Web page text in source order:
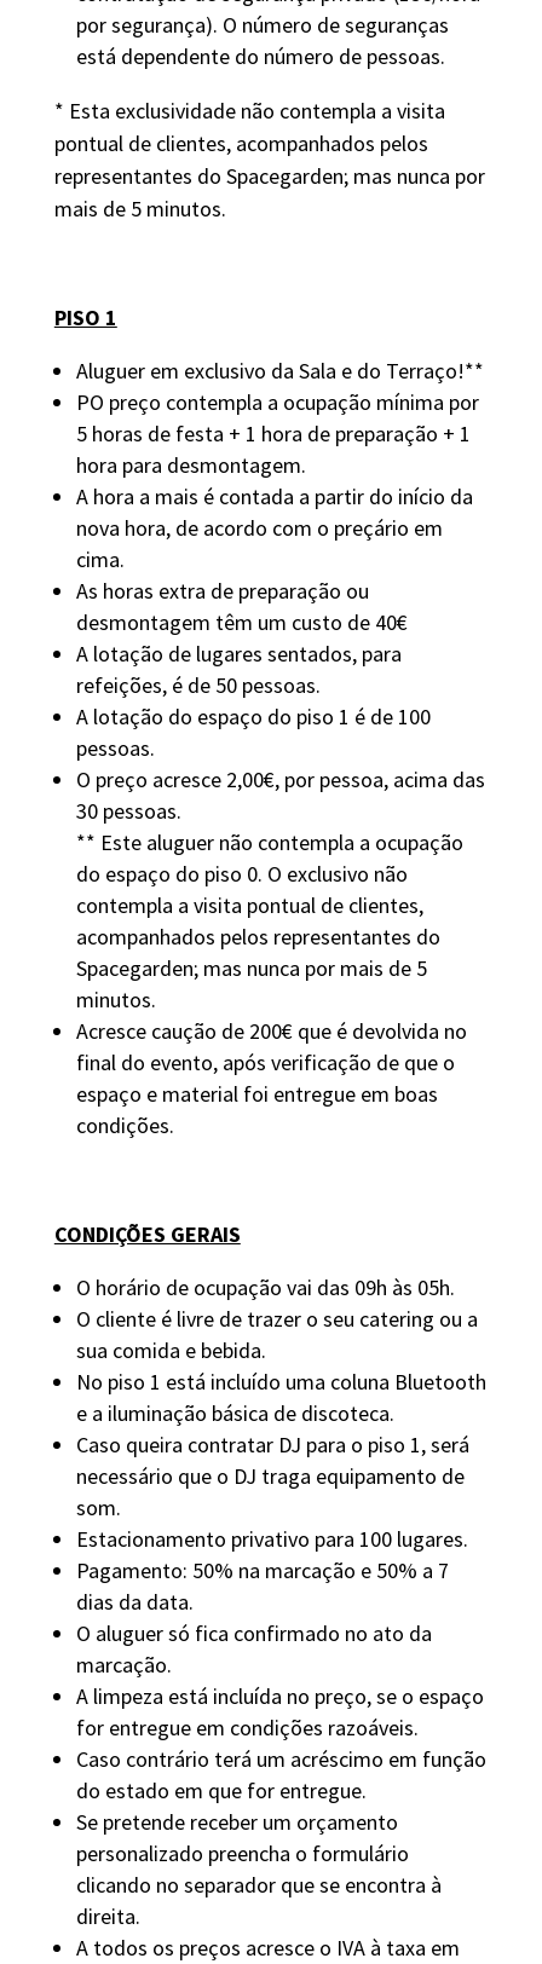
por segurança). O número de seguranças
está dependente do número de pessoas.
* Esta exclusividade não contempla a visita
pontual de clientes, acompanhados pelos
representantes do Spacegarden; mas nunca por
mais de 5 minutos.
PISO 1
Aluguer em exclusivo da Sala e do Terraço!**
PO preço contempla a ocupação mínima por
5 horas de festa + 1 hora de preparação + 1
hora para desmontagem.
A hora a mais é contada a partir do início da
nova hora, de acordo com o preçário em
cima.
As horas extra de preparação ou
desmontagem têm um custo de 40€
A lotação de lugares sentados, para
refeições, é de 50 pessoas.
A lotação do espaço do piso 1 é de 100
pessoas.
O preço acresce 2,00€, por pessoa, acima das
30 pessoas.
** Este aluguer não contempla a ocupação
do espaço do piso 0. O exclusivo não
contempla a visita pontual de clientes,
acompanhados pelos representantes do
Spacegarden; mas nunca por mais de 5
minutos.
Acresce caução de 200€ que é devolvida no
final do evento, após verificação de que o
espaço e material foi entregue em boas
condições.
CONDIÇÕES GERAIS
O horário de ocupação vai das 09h às 05h.
O cliente é livre de trazer o seu catering ou a
sua comida e bebida.
No piso 1 está incluído uma coluna Bluetooth
e a iluminação básica de discoteca.
Caso queira contratar DJ para o piso 1, será
necessário que o DJ traga equipamento de
som.
Estacionamento privativo para 100 lugares.
Pagamento: 50% na marcação e 50% a 7
dias da data.
O aluguer só fica confirmado no ato da
marcação.
A limpeza está incluída no preço, se o espaço
for entregue em condições razoáveis.
Caso contrário terá um acréscimo em função
do estado em que for entregue.
Se pretende receber um orçamento
personalizado preencha o formulário
clicando no separador que se encontra à
direita.
A todos os preços acresce o IVA à taxa em